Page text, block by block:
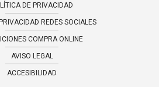
DE PRIVACIDAD
REDES SOCIALES
COMPRA ONLINE​
AVISO LEGAL
ACCESIBILIDAD